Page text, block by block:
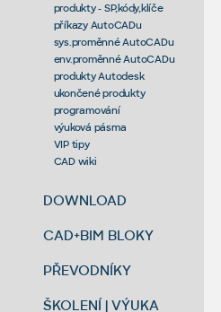
produkty - SP,kódy,klíče
příkazy AutoCADu
sys.proměnné AutoCADu
env.proměnné AutoCADu
produkty Autodesk
ukončené produkty
programování
výuková pásma
VIP tipy
CAD wiki
DOWNLOAD
CAD+BIM BLOKY
PŘEVODNÍKY
ŠKOLENÍ | VÝUKA